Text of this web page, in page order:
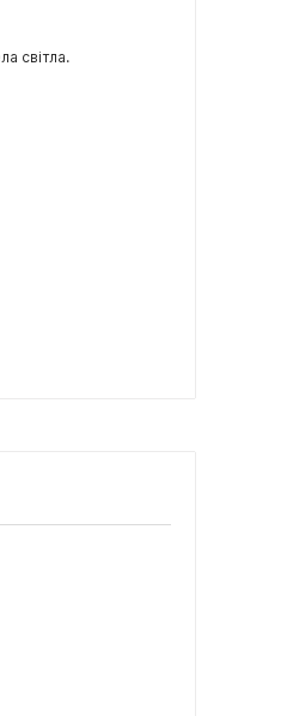
світла.